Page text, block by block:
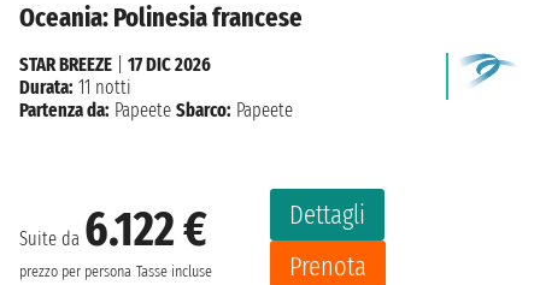
Oceania: Polinesia francese
Suite da 6.122 €
prezzo per persona Tasse incluse
Dettagli
Prenota
STAR BREEZE
17 DIC 2026
Durata: 11 notti
Partenza da: Papeete Sbarco: Papeete